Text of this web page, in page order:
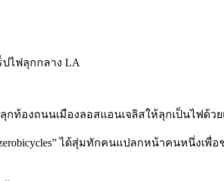
ท้องถนนเมืองลอสแอนเจลิสให้ลุกเป็นไฟด้วยเ
ได้สุ่มทักคนแปลกหน้าคนหนึ่ง